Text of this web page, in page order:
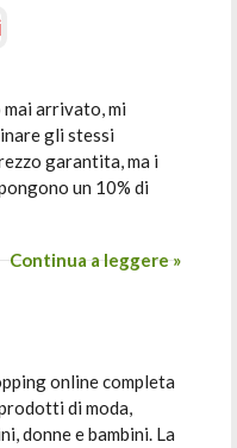
arrivato, mi
gli stessi
garantita, ma i
un 10% di
Continua a leggere »
online completa
di moda,
donne e bambini. La